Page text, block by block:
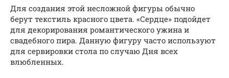
Для создания этой несложной фигуры обычно
берут текстиль красного цвета. «Сердце» подойдет
для декорирования романтического ужина и
свадебного пира. Данную фигуру часто используют
для сервировки стола по случаю Дня всех
влюбленных.